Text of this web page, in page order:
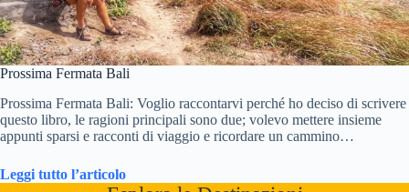
Prossima Fermata Bali
Prossima Fermata Bali: Voglio raccontarvi perché ho deciso di scrivere
questo libro, le ragioni principali sono due; volevo mettere insieme
appunti sparsi e racconti di viaggio e ricordare un cammino…
Leggi tutto l’articolo